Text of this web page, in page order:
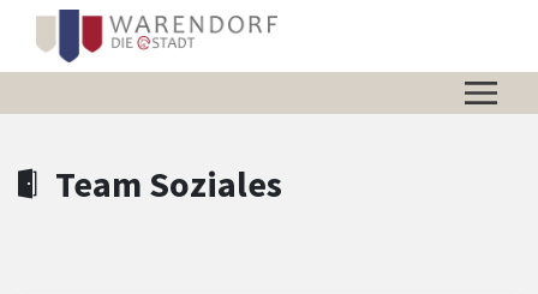
Zum Header
Zum Hauptinhalt
Zum Footer
Zum Hauptinhalt springen
Team Soziales